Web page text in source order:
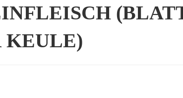
KEULE)